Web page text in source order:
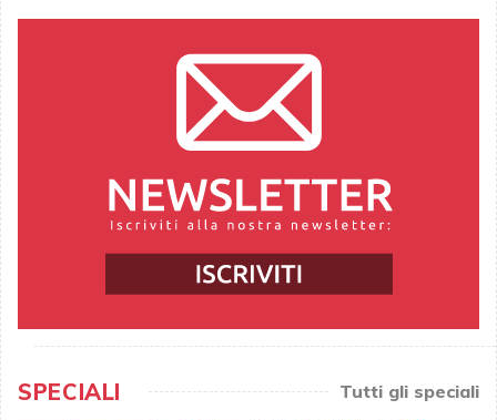
SPECIALI Tutti gli speciali